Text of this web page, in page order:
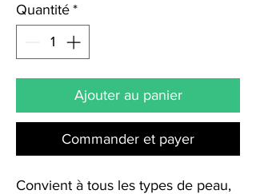
Quantité *
Ajouter au panier
Commander et payer
Convient à tous les types de peau,